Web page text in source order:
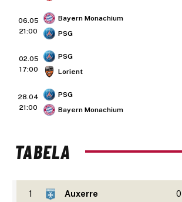
06.05
21:00
Bayern Monachium
PSG
02.05
17:00
PSG
Lorient
28.04
21:00
PSG
Bayern Monachium
TABELA
1 Auxerre 0